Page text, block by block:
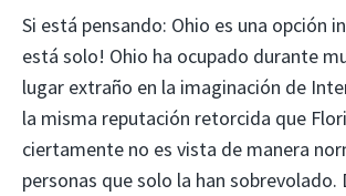
Si está pensando: Ohio es una opción
está solo! Ohio ha ocupado durante
lugar extraño en la imaginación de
la misma reputación retorcida que
ciertamente no es vista de manera
personas que solo la han sobrevolado.